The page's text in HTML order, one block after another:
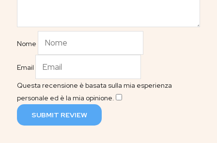
Nome
Email
Questa recensione è basata sulla mia esperienza
personale ed è la mia opinione.
SUBMIT REVIEW